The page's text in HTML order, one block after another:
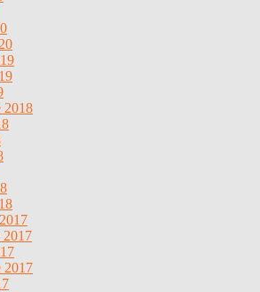
2018
2017
2017